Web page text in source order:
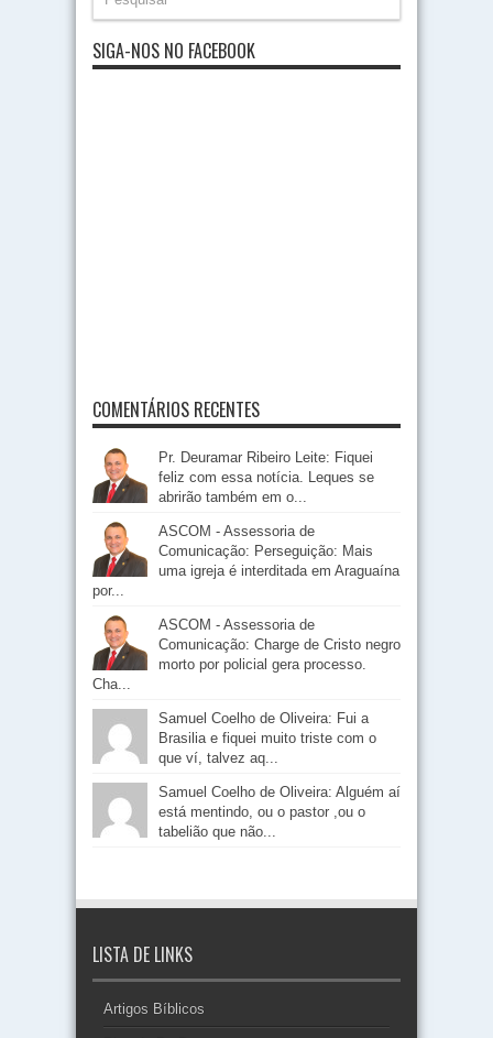
SIGA-NOS NO FACEBOOK
COMENTÁRIOS RECENTES
Pr. Deuramar Ribeiro Leite: Fiquei
feliz com essa notícia. Leques se
abrirão também em o...
ASCOM - Assessoria de
Comunicação: Perseguição: Mais
uma igreja é interditada em Araguaína
por...
ASCOM - Assessoria de
Comunicação: Charge de Cristo negro
morto por policial gera processo.
Cha...
Samuel Coelho de Oliveira: Fui a
Brasilia e fiquei muito triste com o
que ví, talvez aq...
Samuel Coelho de Oliveira: Alguém aí
está mentindo, ou o pastor ,ou o
tabelião que não...
LISTA DE LINKS
Artigos Bíblicos